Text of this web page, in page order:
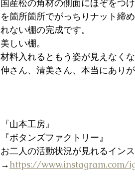
国産松の角材の側面にほぞをつ
を箇所箇所でがっちりナット締
れない棚の完成です。
美しい棚。
材料入れるともう姿が見えなく
伸さん、清美さん、本当にあり
『山本工房』
『ボタンズファクトリー』
お二人の活動状況が見れるイン
→https://www.instagram.com/